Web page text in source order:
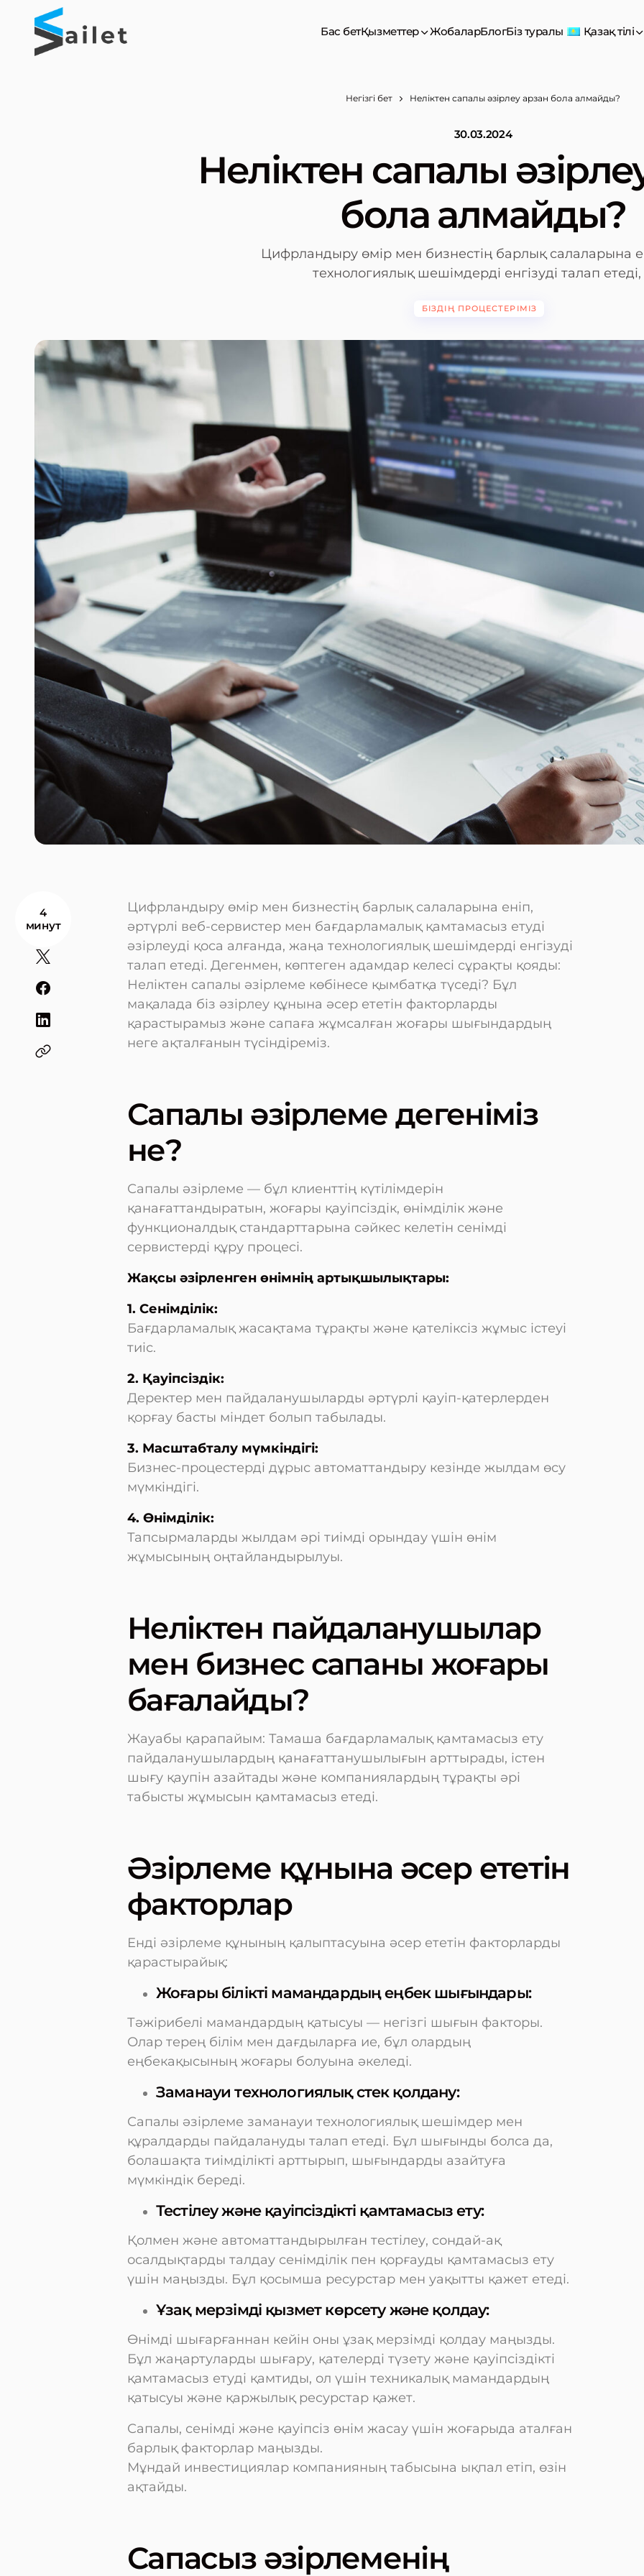
Бас бетҚызметтер ЖобаларБлогБіз туралы Қазақ тілі
Негізгі бет Неліктен сапалы әзірлеу арзан бола алмайды?
30.03.2024
Неліктен сапалы
бола алмайды?
Цифрландыру өмір мен бизнестің барлық салаларына
технологиялық шешімдерді енгізуді талап етеді,
БІЗДІҢ ПРОЦЕСТЕРІМІЗ
4
минут
Цифрландыру өмір мен бизнестің барлық салаларына еніп,
әртүрлі веб-сервистер мен бағдарламалық қамтамасыз етуді
әзірлеуді қоса алғанда, жаңа технологиялық шешімдерді енгізуді
талап етеді. Дегенмен, көптеген адамдар келесі сұрақты қояды:
Неліктен сапалы әзірлеме көбінесе қымбатқа түседі? Бұл
мақалада біз әзірлеу құнына әсер ететін факторларды
қарастырамыз және сапаға жұмсалған жоғары шығындардың
неге ақталғанын түсіндіреміз.
Сапалы әзірлеме дегеніміз
не?
Сапалы әзірлеме — бұл клиенттің күтілімдерін
қанағаттандыратын, жоғары қауіпсіздік, өнімділік және
функционалдық стандарттарына сәйкес келетін сенімді
сервистерді құру процесі.
Жақсы әзірленген өнімнің артықшылықтары:
1. Сенімділік:
Бағдарламалық жасақтама тұрақты және қателіксіз жұмыс істеуі
тиіс.
2. Қауіпсіздік:
Деректер мен пайдаланушыларды әртүрлі қауіп-қатерлерден
қорғау басты міндет болып табылады.
3. Масштабталу мүмкіндігі:
Бизнес-процестерді дұрыс автоматтандыру кезінде жылдам өсу
мүмкіндігі.
4. Өнімділік:
Тапсырмаларды жылдам әрі тиімді орындау үшін өнім
жұмысының оңтайландырылуы.
Неліктен пайдаланушылар
мен бизнес сапаны жоғары
бағалайды?
Жауабы қарапайым: Тамаша бағдарламалық қамтамасыз ету
пайдаланушылардың қанағаттанушылығын арттырады, істен
шығу қаупін азайтады және компаниялардың тұрақты әрі
табысты жұмысын қамтамасыз етеді.
Әзірлеме құнына әсер ететін
факторлар
Енді әзірлеме құнының қалыптасуына әсер ететін факторларды
қарастырайық:
Жоғары білікті мамандардың еңбек шығындары:
Тәжірибелі мамандардың қатысуы — негізгі шығын факторы.
Олар терең білім мен дағдыларға ие, бұл олардың
еңбекақысының жоғары болуына әкеледі.
Заманауи технологиялық стек қолдану:
Сапалы әзірлеме заманауи технологиялық шешімдер мен
құралдарды пайдалануды талап етеді. Бұл шығынды болса да,
болашақта тиімділікті арттырып, шығындарды азайтуға
мүмкіндік береді.
Тестілеу және қауіпсіздікті қамтамасыз ету:
Қолмен және автоматтандырылған тестілеу, сондай-ақ
осалдықтарды талдау сенімділік пен қорғауды қамтамасыз ету
үшін маңызды. Бұл қосымша ресурстар мен уақытты қажет етеді.
Ұзақ мерзімді қызмет көрсету және қолдау:
Өнімді шығарғаннан кейін оны ұзақ мерзімді қолдау маңызды.
Бұл жаңартуларды шығару, қателерді түзету және қауіпсіздікті
қамтамасыз етуді қамтиды, ол үшін техникалық мамандардың
қатысуы және қаржылық ресурстар қажет.
Сапалы, сенімді және қауіпсіз өнім жасау үшін жоғарыда аталған
барлық факторлар маңызды.
Мұндай инвестициялар компанияның табысына ықпал етіп, өзін
ақтайды.
Сапасыз әзірлеменің